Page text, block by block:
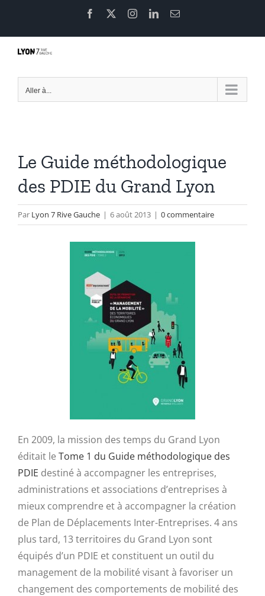
contenu
Facebook InstagramLinkedInEmail
Aller à...
Le Guide méthodologique
des PDIE du Grand Lyon
Par Lyon 7 Rive Gauche | 6 août 2013 | 0 commentaire
En 2009, la mission des temps du Grand Lyon
éditait le Tome 1 du Guide méthodologique des
PDIE destiné à accompagner les entreprises,
administrations et associations d’entreprises à
mieux comprendre et à accompagner la création
de Plan de Déplacements Inter-Entreprises. 4 ans
plus tard, 13 territoires du Grand Lyon sont
équipés d’un PDIE et constituent un outil du
management de la mobilité visant à favoriser un
changement des comportements de mobilité des